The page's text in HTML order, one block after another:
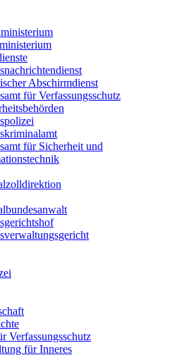
Abschirmdienst
für Verfassungsschutz
für Sicherheit und
Verfassungsschutz
für Inneres